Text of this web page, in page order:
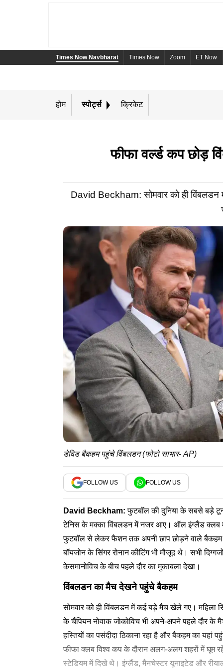
Times Now Navbharat Times Now Zoom ET Now
होम स्पोर्ट्स क्रिकेट
फीफा वर्ल्ड कप छोड़
David Beckham: सोमवार को ही
डेविड बैकहम पहुंचे विंबलडन (फोटो साभार- AP)
FOLLOW US FOLLOW US
David Beckham:फुटबॉल की दुनिया के सबसे बड़े
टेनिस के मक्का विंबलडन में नजर आए। ऑल इंग्लैंड क्लब में
फुटबॉल से लेकर फैशन तक अपनी छाप छोड़ने वाले बैकहम
बॉयजोन के सिंगर रोनान कीटिंग भी मौजूद थे। सभी
केसमानोविच के बीच पहले दौर का मुकाबला देखा।
विंबलडन का मैच देखने पहुंचे बैकहम
सोमवार को ही विंबलडन में कई बड़े मैच खेले गए। महिला
के चैंपियन नोवाक जोकोविच भी अपने-अपने पहले दौर के
हस्तियों का पसंदीदा ठिकाना रहा है और बैकहम का यहां
फीफा क्लब विश्व कप के दौरान अलग-अलग शहरों में घूम
स्टेडियम में दिखे थे। इंग्लैंड, मैनचेस्टर यूनाइटेड और